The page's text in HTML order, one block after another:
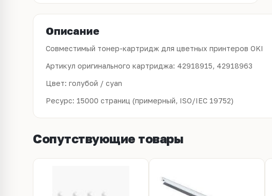
Описание
Совместимый тонер-картридж для цветных принтеров OKI
Артикул оригинального картриджа: 42918915, 42918963
Цвет: голубой / cyan
Ресурс: 15000 страниц (примерный, ISO/IEC 19752)
Сопутствующие товары